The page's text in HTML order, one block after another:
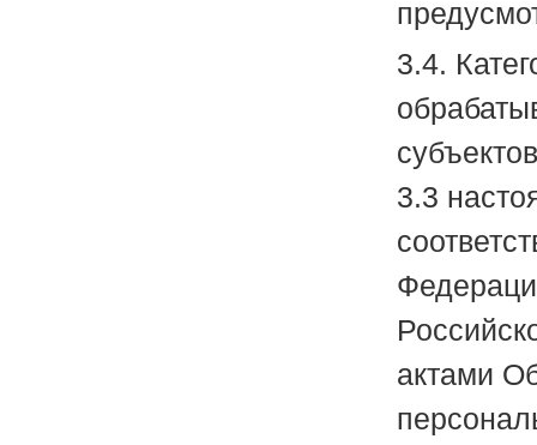
3.4.
3.3
актами